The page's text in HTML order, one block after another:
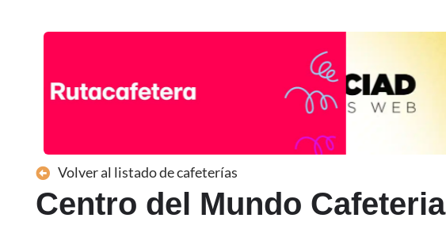
Volver al listado de cafeterías
Centro del Mundo Cafeteria